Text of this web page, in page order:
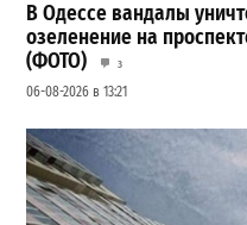
В Одессе вандалы
озеленение на
(ФОТО)
3
06-08-2026 в 13:21